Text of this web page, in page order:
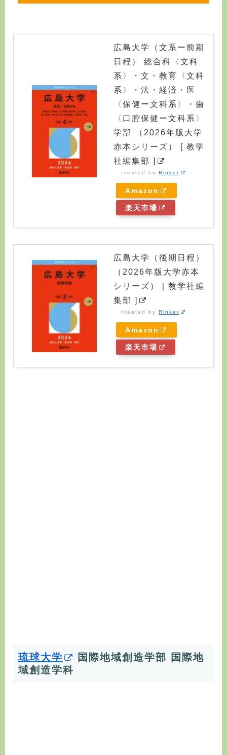
広島大学（文系ー前期
日程） 総合科〈文科
系〉・文・教育〈文科
系〉・法・経済・医
〈保健ー文科系〉・歯
〈口腔保健ー文科系〉
学部 （2026年版大学
赤本シリーズ） [ 教学
社編集部 ]
created by Rinker
Amazon
楽天市場
広島大学（後期日程）
（2026年版大学赤本
シリーズ） [ 教学社編
集部 ]
created by Rinker
Amazon
楽天市場
琉球大学 国際地域創造学部 国際地
域創造学科